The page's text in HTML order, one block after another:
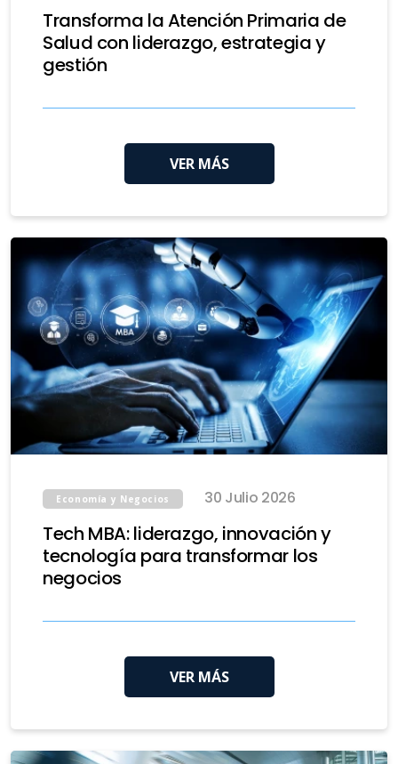
Transforma la Atención Primaria de
Salud con liderazgo, estrategia y
gestión
VER MÁS
Economía y Negocios 30 Julio 2026
Tech MBA: liderazgo, innovación y
tecnología para transformar los
negocios
VER MÁS